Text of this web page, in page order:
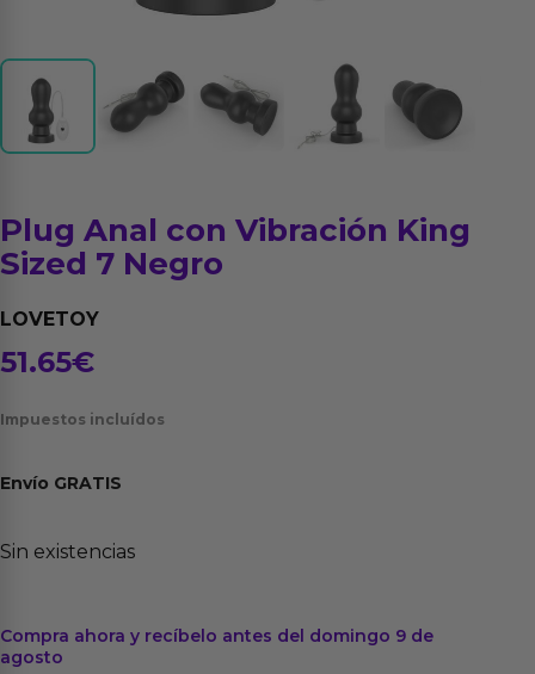
Plug Anal con Vibración King
Sized 7 Negro
LOVETOY
51.65€
Impuestos incluídos
Envío GRATIS
Sin existencias
Compra ahora y recíbelo antes del domingo 9 de
agosto